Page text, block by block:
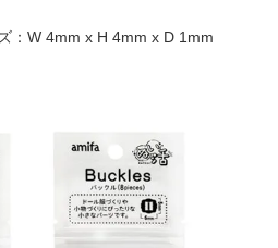
：W 4mm x H 4mm x D 1mm